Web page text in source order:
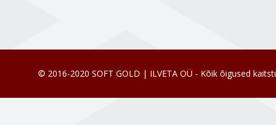
© 2016-2020 SOFT GOLD | ILVETA OÜ - Kõik õigused